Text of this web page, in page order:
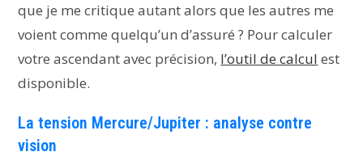
que je me critique autant alors que les autres me
voient comme quelqu’un d’assuré ? Pour calculer
votre ascendant avec précision, l’outil de calcul est
disponible.
La tension Mercure/Jupiter : analyse contre
vision